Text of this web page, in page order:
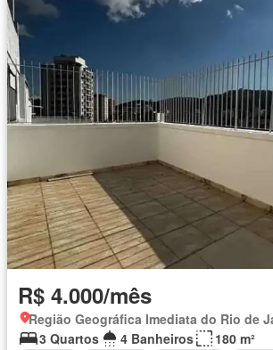
R$ 4.000/mês
3 Quartos
4 Banheiros
180 m²